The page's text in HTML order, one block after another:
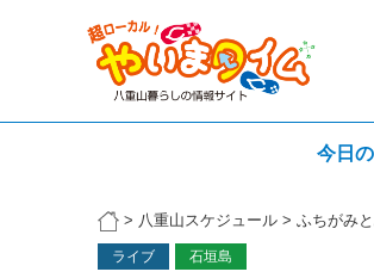
今日
> 八重山スケジュール > ふちがみ
ライブ 石垣島